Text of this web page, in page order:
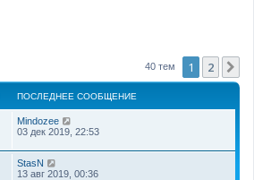
40 тем 1 2
ПОСЛЕДНЕЕ СООБЩЕНИЕ
Mindozee
03 дек 2019, 22:53
StasN
13 авг 2019, 00:36